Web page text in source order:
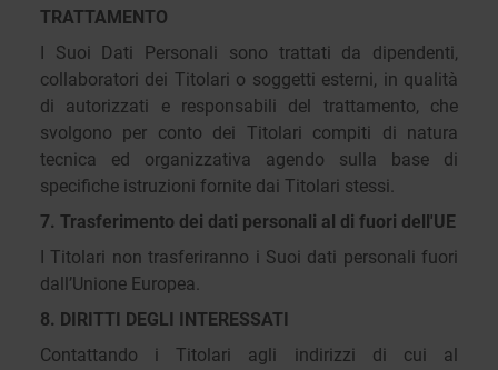
TRATTAMENTO
I Suoi Dati Personali sono trattati da dipendenti,
collaboratori dei Titolari o soggetti esterni, in qualità
di autorizzati e responsabili del trattamento, che
svolgono per conto dei Titolari compiti di natura
tecnica ed organizzativa agendo sulla base di
specifiche istruzioni fornite dai Titolari stessi.
7. Trasferimento dei dati personali al di fuori dell'UE
I Titolari non trasferiranno i Suoi dati personali fuori
dall’Unione Europea.
8. DIRITTI DEGLI INTERESSATI
Contattando i Titolari agli indirizzi di cui al